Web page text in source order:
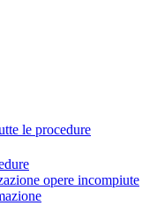
le procedure
opere incompiute